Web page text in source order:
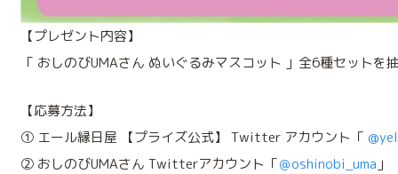
【プレゼント内容】
「 おしのびUMAさん ぬいぐるみマスコット 」全6種セットを
【応募方法】
① エール縁日屋 【プライズ公式】 Twitter アカウント「
② おしのびUMAさん Twitterアカウント「＠oshinobi_uma 」